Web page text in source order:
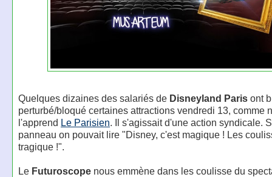
Quelques dizaines des salariés de Disneyland Parisont
perturbé/bloqué certaines attractions vendredi 13, comme
l'apprend Le Parisien. Il s'agissait d'une action syndicale.
panneau on pouvait lire "Disney, c'est magique ! Les
tragique !".
Le Futuroscopenous emmène dans les coulisse du